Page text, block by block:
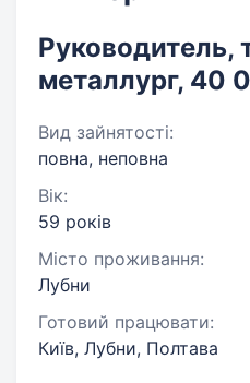
Руководитель,
металлург, 40
Вид зайнятості:
повна, неповна
Вік:
59 років
Місто проживання:
Лубни
Готовий працювати:
Київ, Лубни, Полтава